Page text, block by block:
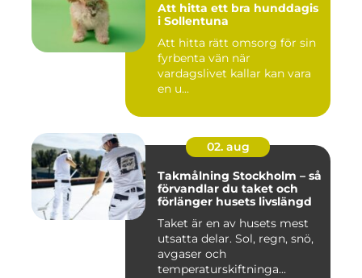
Att hitta ett bra hunddagis
i Sollentuna
Att hitta rätt omsorg för sin
fyrbenta vän när
vardagslivet kallar kan vara
en u...
02. aug
Takmålning Stockholm – så
förvandlar du taket och
förlänger husets livslängd
Taket är en av husets mest
utsatta delar. Sol, regn, snö,
avgaser och
temperaturskiftninga...